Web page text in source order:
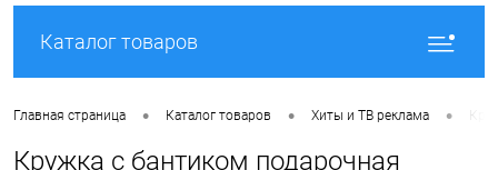
Каталог товаров
Главная страница • Каталог товаров • Хиты и ТВ реклама •
Кружка с бантиком подарочная